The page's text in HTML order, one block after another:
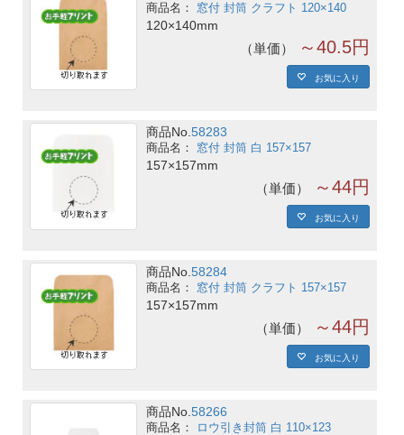
窓付 封筒 クラフト 120×140
120×140mm
単価 ～40.5円
お気に入り
商品No. 58283
窓付 封筒 白 157×157
157×157mm
単価 ～44円
お気に入り
商品No. 58284
窓付 封筒 クラフト 157×157
157×157mm
単価 ～44円
お気に入り
商品No. 58266
ロウ引き封筒 白 110×123